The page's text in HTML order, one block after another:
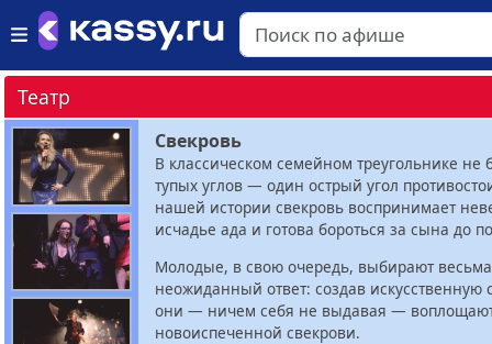
Театр
Свекровь
В классическом семейном треугольнике не
тупых углов — один острый угол
нашей истории свекровь воспринимает
исчадье ада и готова бороться за сына до
Молодые, в свою очередь, выбирают весьма
неожиданный ответ: создав искусственную
они — ничем себя не выдавая —
новоиспеченной свекрови.